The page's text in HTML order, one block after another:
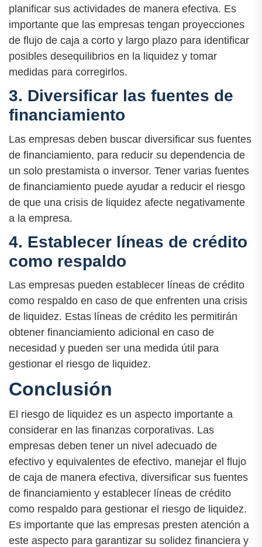
planificar sus actividades de manera efectiva. Es
importante que las empresas tengan proyecciones
de flujo de caja a corto y largo plazo para identificar
posibles desequilibrios en la liquidez y tomar
medidas para corregirlos.
3. Diversificar las fuentes de
financiamiento
Las empresas deben buscar diversificar sus fuentes
de financiamiento, para reducir su dependencia de
un solo prestamista o inversor. Tener varias fuentes
de financiamiento puede ayudar a reducir el riesgo
de que una crisis de liquidez afecte negativamente
a la empresa.
4. Establecer líneas de crédito
como respaldo
Las empresas pueden establecer líneas de crédito
como respaldo en caso de que enfrenten una crisis
de liquidez. Estas líneas de crédito les permitirán
obtener financiamiento adicional en caso de
necesidad y pueden ser una medida útil para
gestionar el riesgo de liquidez.
Conclusión
El riesgo de liquidez es un aspecto importante a
considerar en las finanzas corporativas. Las
empresas deben tener un nivel adecuado de
efectivo y equivalentes de efectivo, manejar el flujo
de caja de manera efectiva, diversificar sus fuentes
de financiamiento y establecer líneas de crédito
como respaldo para gestionar el riesgo de liquidez.
Es importante que las empresas presten atención a
este aspecto para garantizar su solidez financiera y